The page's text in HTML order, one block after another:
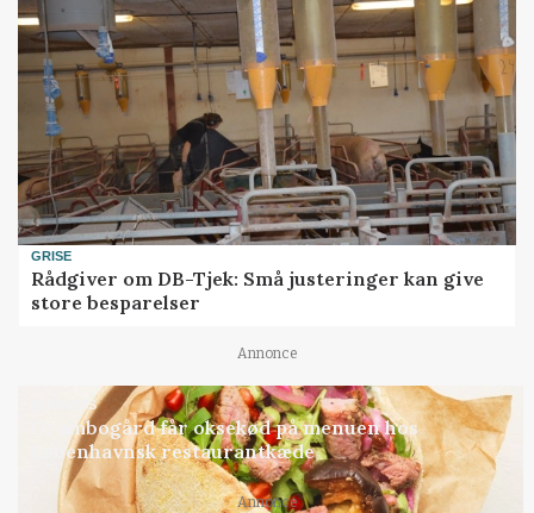
GRISE
Rådgiver om DB-Tjek: Små justeringer kan give
store besparelser
Annonce
BUSINESS
Grambogård får oksekød på menuen hos
københavnsk restaurantkæde
Annonce